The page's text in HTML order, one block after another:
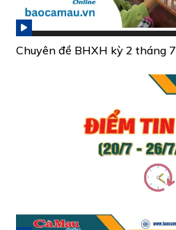
Chuyên đề BHXH kỳ 2 tháng 7